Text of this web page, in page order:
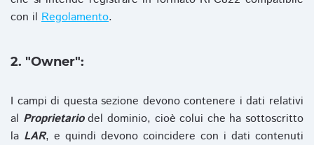
con il Regolamento.
2. "Owner":
I campi di questa sezione devono contenere i dati relativi
al Proprietariodel dominio, cioè colui che ha sottoscritto
la LAR, e quindi devono coincidere con i dati contenuti